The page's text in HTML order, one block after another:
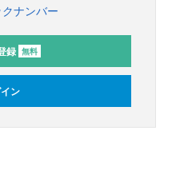
ナンバー
録 無料
ン